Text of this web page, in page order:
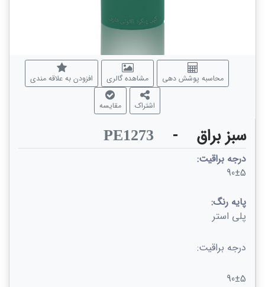
محاسبه پوشش دهی مشاهده گالری افزودن به علاقه مندی
اشتراک مقایسه
سبز براق -
PE1273
درجه براقیت:
90±5
پایه رنگ:
پلی استر
درجه براقیت:
90±5